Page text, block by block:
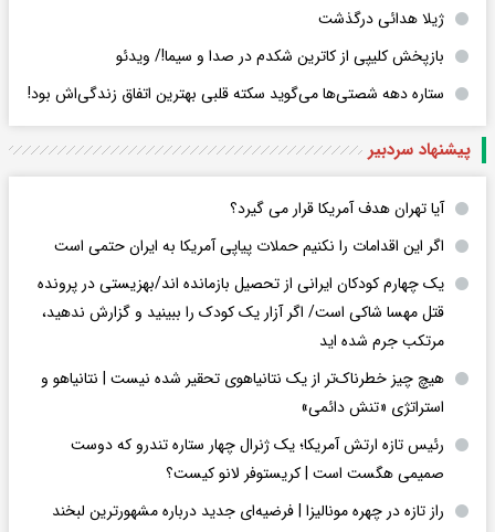
ژیلا هدائی درگذشت
بازپخش کلیپی از کاترین شکدم در صدا و سیما!/ ویدئو
ستاره دهه شصتی‌ها می‌گوید سکته قلبی بهترین اتفاق زندگی‌اش بود!
پیشنهاد سردبیر
آیا تهران هدف آمریکا قرار می گیرد؟
اگر این اقدامات را نکنیم حملات پیاپی آمریکا به ایران حتمی است
یک چهارم کودکان ایرانی از تحصیل بازمانده اند/بهزیستی در پرونده
قتل مهسا شاکی است/ اگر آزار یک کودک را ببینید و گزارش ندهید،
مرتکب جرم شده اید
هیچ چیز خطرناک‌تر از یک نتانیاهوی تحقیر شده نیست | نتانیاهو و
استراتژی «تنش دائمی»
رئیس تازه ارتش آمریکا؛ یک ژنرال چهار ستاره تندرو که دوست
صمیمی هگست است | کریستوفر لانو کیست؟
راز تازه در چهره مونالیزا | فرضیه‌ای جدید درباره مشهورترین لبخند